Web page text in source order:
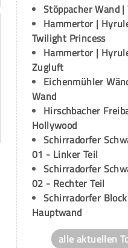
Stöppacher Wand
Hammertor |
Twilight Princess
Hammertor |
Zugluft
Eichenmühler
Wand
Hirschbacher
Hollywood
Schirradorfer
01 - Linker Teil
Schirradorfer
02 - Rechter Teil
Schirradorfer
Hauptwand
alle aktuellen